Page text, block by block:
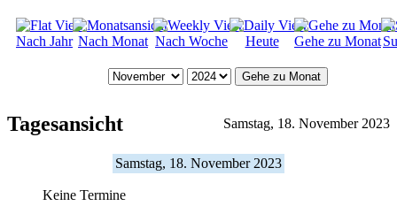
Nach Jahr Nach Monat Nach Woche Heute Gehe zu Monat
Gehe zu Monat
Tagesansicht Samstag, 18. November 2023
Samstag, 18. November 2023
Keine Termine